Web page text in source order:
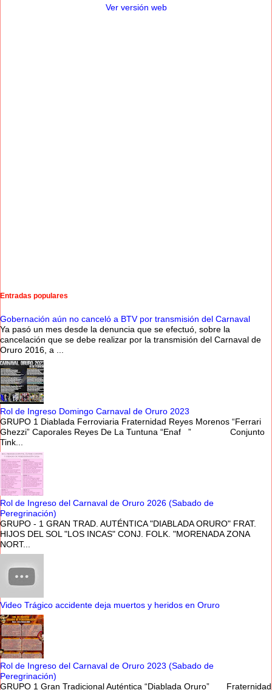
Ver versión web
Entradas populares
Gobernación aún no canceló a BTV por transmisión del Carnaval
Ya pasó un mes desde la denuncia que se efectuó, sobre la
cancelación que se debe realizar por la transmisión del Carnaval de
Oruro 2016, a ...
Rol de Ingreso Domingo Carnaval de Oruro 2023
GRUPO 1 Diablada Ferroviaria Fraternidad Reyes Morenos “Ferrari
Ghezzi” Caporales Reyes De La Tuntuna “Enaf ” Conjunto
Tink...
Rol de Ingreso del Carnaval de Oruro 2026 (Sabado de
Peregrinación)
GRUPO - 1 GRAN TRAD. AUTÉNTICA "DIABLADA ORURO" FRAT.
HIJOS DEL SOL "LOS INCAS" CONJ. FOLK. "MORENADA ZONA
NORT...
Video Trágico accidente deja muertos y heridos en Oruro
Rol de Ingreso del Carnaval de Oruro 2023 (Sabado de
Peregrinación)
GRUPO 1 Gran Tradicional Auténtica “Diablada Oruro” Fraternidad